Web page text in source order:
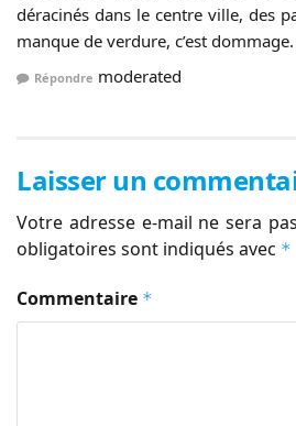
déracinés dans le centre ville, des
manque de verdure, c’est dommage.
Répondre moderated
Laisser un
Votre adresse e-mail ne sera
obligatoires sont indiqués avec *
Commentaire *